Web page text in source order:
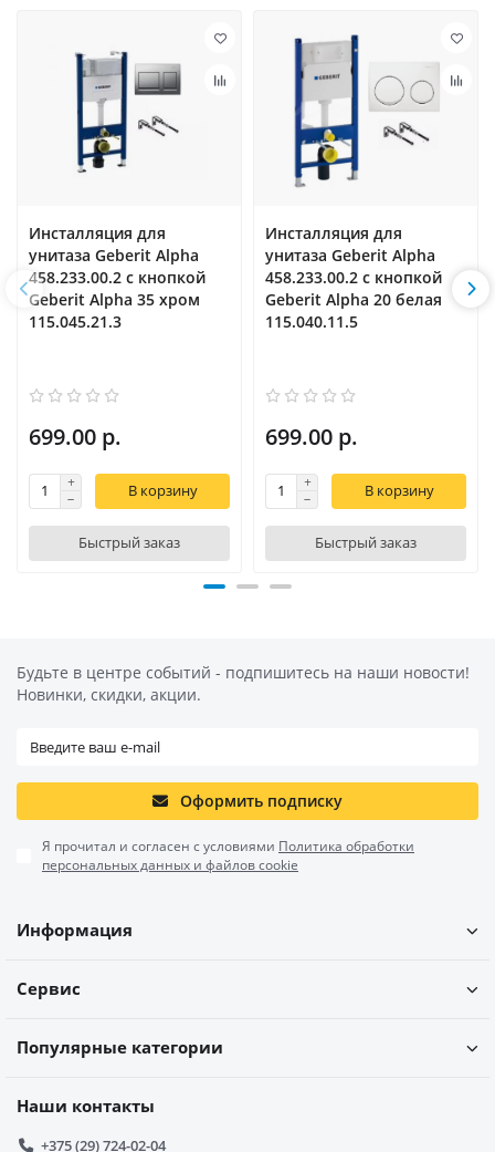
Инсталляция для
унитаза Geberit Alpha
458.233.00.2 с кнопкой
Geberit Alpha 35 хром
115.045.21.3
699.00 р.
В корзину
Быстрый заказ
Инсталляция для
унитаза Geberit Alpha
458.233.00.2 с кнопкой
Geberit Alpha 20 белая
115.040.11.5
699.00 р.
В корзину
Быстрый заказ
Будьте в центре событий - подпишитесь на наши новости!
Новинки, скидки, акции.
Оформить подписку
Я прочитал и согласен с условиями Политика обработки
персональных данных и файлов cookie
Информация
Сервис
Популярные категории
Наши контакты
+375 (29) 724-02-04